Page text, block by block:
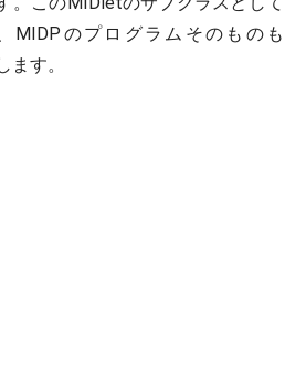
MIDPのプログラムそのものも
す。